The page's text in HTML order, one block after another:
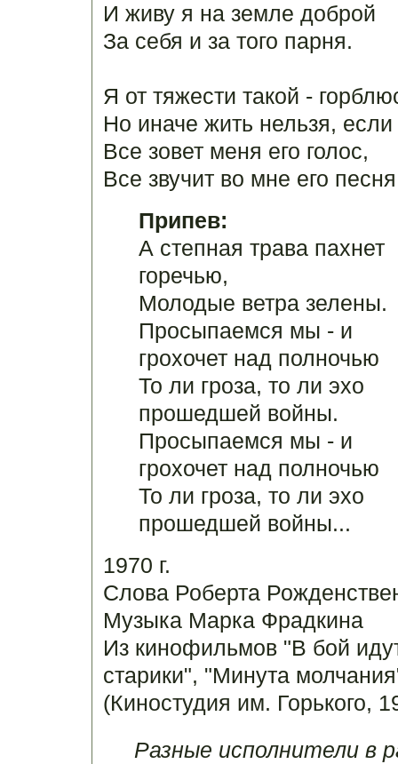
И живу я на земле доброй
За себя и за того парня.
Я от тяжести такой -
Но иначе жить нельзя, если
Все зовет меня его голос,
Все звучит во мне его
Припев:
А степная трава пахнет
горечью,
Молодые ветра зелены.
Просыпаемся мы - и
грохочет над полночью
То ли гроза, то ли эхо
прошедшей войны.
Просыпаемся мы - и
грохочет над полночью
То ли гроза, то ли эхо
прошедшей войны...
1970 г.
Слова Роберта
Музыка Марка Фрадкина
Из кинофильмов "В бой
старики", "Минута
(Киностудия им. Горького,
Разные исполнители в